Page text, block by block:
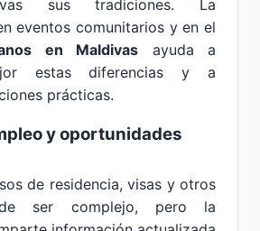
sus tradiciones. La
eventos comunitarios y en el
en Maldivas ayuda a
estas diferencias y a
prácticas.
y oportunidades
de residencia, visas y otros
ser complejo, pero la